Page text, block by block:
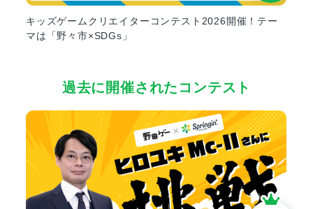
キッズゲームクリエイターコンテスト2026開催！テー
マは「野々市×SDGs」
過去に開催されたコンテスト